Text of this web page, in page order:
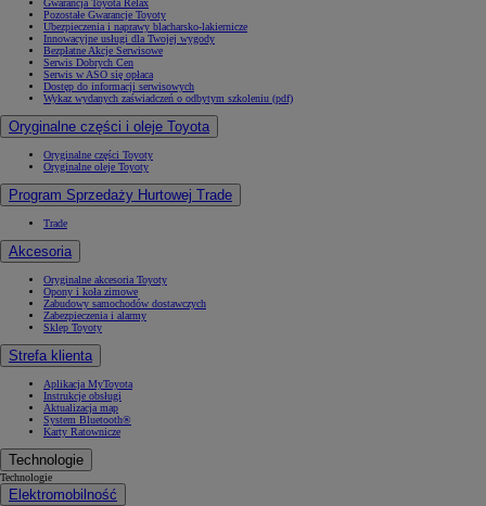
Gwarancja Toyota Relax
Pozostałe Gwarancje Toyoty
Ubezpieczenia i naprawy blacharsko-lakiernicze
Innowacyjne usługi dla Twojej wygody
Bezpłatne Akcje Serwisowe
Serwis Dobrych Cen
Serwis w ASO się opłaca
Dostęp do informacji serwisowych
Wykaz wydanych zaświadczeń o odbytym szkoleniu (pdf)
Oryginalne części i oleje Toyota
Oryginalne części Toyoty
Oryginalne oleje Toyoty
Program Sprzedaży Hurtowej Trade
Trade
Akcesoria
Oryginalne akcesoria Toyoty
Opony i koła zimowe
Zabudowy samochodów dostawczych
Zabezpieczenia i alarmy
Sklep Toyoty
Strefa klienta
Aplikacja MyToyota
Instrukcje obsługi
Aktualizacja map
System Bluetooth®
Karty Ratownicze
Technologie
Technologie
Elektromobilność